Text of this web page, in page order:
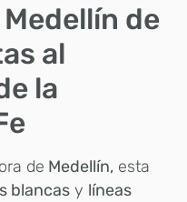
de
al
la
de Medellín, esta
blancas y líneas